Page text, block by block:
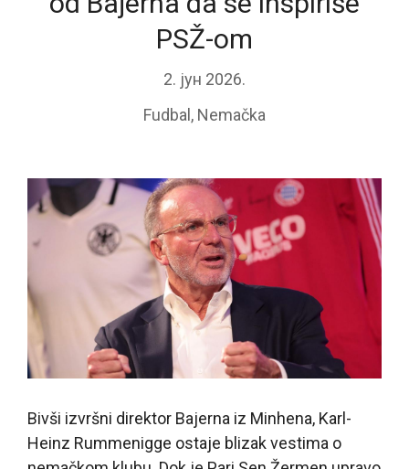
PSŽ-om
2. јун 2026.
Fudbal , Nemačka
Bivši izvršni direktor Bajerna iz Minhena, Karl-
Heinz Rummenigge ostaje blizak vestima o